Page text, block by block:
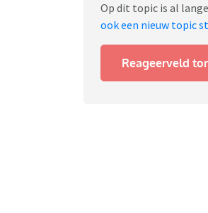
Op dit topic is al
ook een nieuw topic
Reageerveld